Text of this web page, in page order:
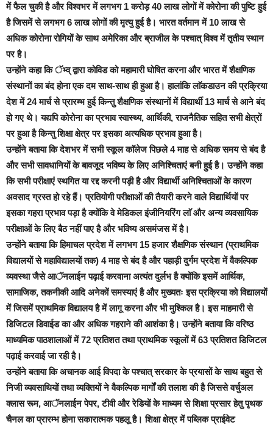
में फैल चुकी है और विश्वभर में लगभग 1 करोड़ 40 लाख लोगों में कोरोना की पुष्टि हुई
है जिसमें से लगभग 6 लाख लोगों की मृत्यु हुई है। भारत वर्तमान में 10 लाख से
अधिक कोरोना रोगियों के साथ अमेरिका और ब्राजील के पश्चात् विश्व में तृतीय स्थान
पर है।
उन्होंने कहा कि ॅभ्व् द्वारा कोविड को महामारी घोषित करना और भारत में शैक्षणिक
संस्थानों का बंद होना एक दम साथ-साथ ही हुआ है। हालांकि लाॅकडाउन की प्रक्रिया
देश में 24 मार्च से प्रारम्भ हुई किन्तु शैक्षणिक संस्थानों में विद्यार्थी 13 मार्च से आने बंद
हो गए थे। यद्यपि कोरोना का प्रभाव स्वास्थ्य, आर्थिकी, राजनैतिक सहित सभी क्षेत्रों
पर हुआ है किन्तु शिक्षा क्षेत्र पर इसका अत्यधिक प्रभाव हुआ है।
उन्होंने बताया कि देशभर में सभी स्कूल काॅलेज पिछले 4 माह से अधिक समय से बंद है
और सभी सावधानियों के बावजूद भविष्य के लिए अनिश्चिताएं बनी हुई है। उन्होंने कहा
कि सभी परीक्षाएं स्थगित या रद्द करनी पड़ी है और विद्यार्थी अनिश्चिताओं के कारण
अवसाद ग्रस्त हो रहे हैं। प्रतियोगी परीक्षाओं की तैयारी करने वाले विद्यार्थियों पर
इसका गहरा प्रभाव पड़ा है क्योंकि वे मेडिकल इंजीनियरिंग लाॅ और अन्य व्यवसायिक
परीक्षाओं के लिए बैठ नहीं पाए है और भविष्य असमंजस में है।
उन्होंने बताया कि हिमाचल प्रदेश में लगभग 15 हजार शैक्षणिक संस्थान (प्राथमिक
विद्यालयों से महाविद्यालयों तक) 4 माह से बंद है और पहाड़ी दुर्गम प्रदेश में वैकल्पिक
व्यवस्था जैसे आॅनलाईन पढ़ाई करवाना अत्यंत दुर्लभ है क्योंकि इसमें आर्थिक,
सामाजिक, तकनीकी आदि अनेकों समस्याएं है और मुख्यतः इस प्रक्रिया को विद्यालयों
में जिसमें प्राथमिक विद्यालय है में लागू करना और भी मुश्किल है। इस माहमारी से
डिजिटल डिवाईड का और अधिक गहराने की आशंका है।उन्होंने बताया कि वरिष्ठ
माध्यमिक पाठशालाओं में 72 प्रतिशत तथा प्राथमिक स्कूलों में 63 प्रतिशत डिजिटल
पढ़ाई करवाई जा रही है।
उन्होंने बताया कि अचानक आई विपदा के पश्चात् सरकार के प्रयासों के साथ बहुत से
निजी व्यवसाथियों तथा व्यक्तियों ने वैकल्पिक मार्गों की तलाश की है जिससे वर्चुअल
क्लास रूम, आॅनलाईन पेपर, टीवी और रेडियों के माध्यम से शिक्षा प्रसार हेतु पृथक
चैनल का प्रारम्भ होना सकारात्मक पहलू है। शिक्षा क्षेत्र में पब्लिक प्राईवेट